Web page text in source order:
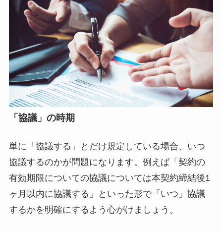
「協議」の時期
単に「協議する」とだけ規定している場合、いつ
協議するのかが問題になります。例えば「契約の
有効期限についての協議については本契約締結後1
ヶ月以内に協議する」といった形で「いつ」協議
するかを明確にするよう心がけましょう。